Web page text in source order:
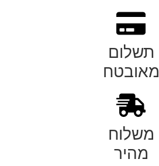
תשלום
מאובטח
משלוח
מהיר